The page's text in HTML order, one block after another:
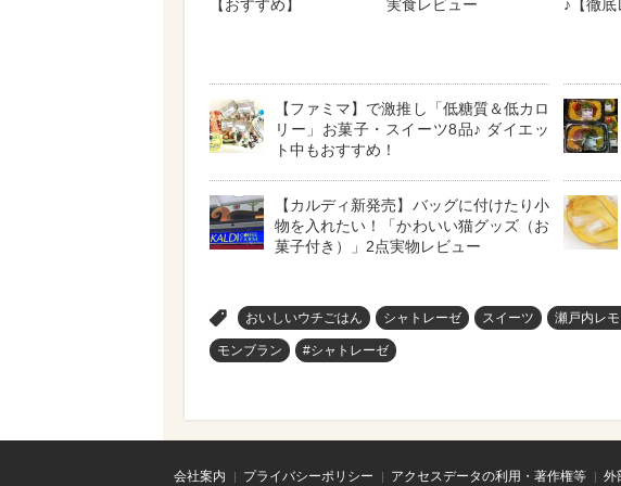
【おすすめ】
実食レビュー
♪【徹底
【ファミマ】で激推し「低糖質＆低カロ
リー」お菓子・スイーツ8品♪ ダイエッ
ト中もおすすめ！
【カルディ新発売】バッグに付けたり小
物を入れたい！「かわいい猫グッズ（お
菓子付き）」2点実物レビュー
おいしいウチごはん シャトレーゼ スイーツ 瀬戸内レ
モンブラン #シャトレーゼ
会社案内 プライバシーポリシー アクセスデータの利用・著作権等 外